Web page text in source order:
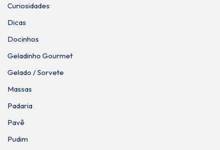
Curiosidades
Dicas
Docinhos
Geladinho Gourmet
Gelado / Sorvete
Massas
Padaria
Pavê
Pudim